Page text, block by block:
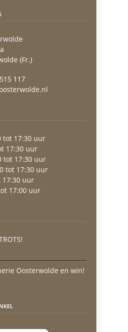
(Fr.)
117
tot 17:30 uur
17:30 uur
tot 17:30 uur
tot 17:30 uur
17:30 uur
17:00 uur
Oosterwolde en win!